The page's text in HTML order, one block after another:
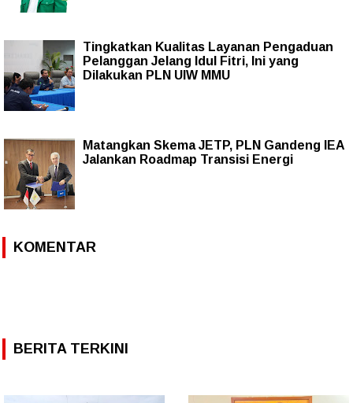
Tingkatkan Kualitas Layanan Pengaduan
Pelanggan Jelang Idul Fitri, Ini yang
Dilakukan PLN UIW MMU
Matangkan Skema JETP, PLN Gandeng IEA
Jalankan Roadmap Transisi Energi
KOMENTAR
BERITA TERKINI